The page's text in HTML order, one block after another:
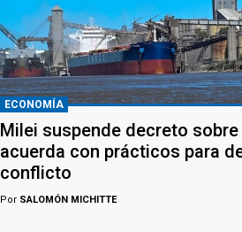
ECONOMÍA
Milei suspende decreto
acuerda con prácticos para
conflicto
Por SALOMÓN MICHITTE